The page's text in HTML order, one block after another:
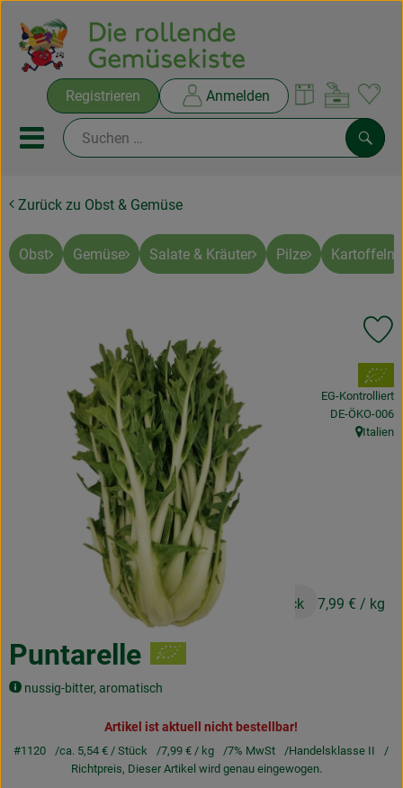
Registrieren Anmelden
Mobiles Menu öffnen oder
Ökokisten
Rezepte
NEUES & ANGEBOTE
Ökokisten
Obst & Gemüse
Frisches
Naturkost
Drogerie & Diverses
Lieferservice
Über uns
Geschäftskunden
Zurück zu Obst & Gemüse
Obst Gemüse Salate & Kräuter Pilze Kartoffeln
Puntarelle
nussig-bitter, aromatisch
ca. 5,54 € / Stück 7,99 € / kg
, Verband:
EG-Kontrolliert
, Kontrollstelle:
DE-ÖKO-006
,
Italien
Artikel ist aktuell nicht bestellbar!
#1120 ca. 5,54 €/ Stück 7,99 €/ kg 7% MwSt
Handelsklasse II
Richtpreis, Dieser Artikel wird genau eingewogen.